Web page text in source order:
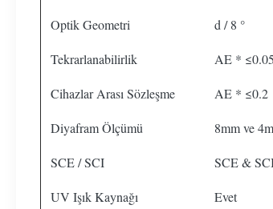
Optik Geometri d / 8 °
Tekrarlanabilirlik AE * ≤0.05
Cihazlar Arası Sözleşme AE * ≤0.2
Diyafram Ölçümü 8mm ve
SCE / SCI SCE &
UV Işık Kaynağı Evet